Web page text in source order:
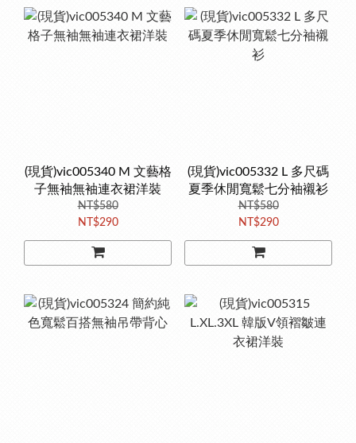
(現貨)vic005340 M 文藝格
子無袖無袖連衣裙洋裝
NT$580
NT$290
(現貨)vic005332 L 多尺碼
夏季休閒寬鬆七分袖襯衫
NT$580
NT$290